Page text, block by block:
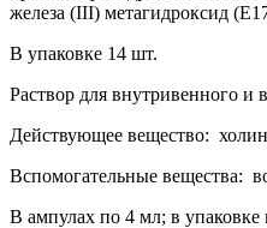
железа (III) метагидроксид
В упаковке 14 шт.
Раствор для внутривенного
Действующее вещество:
Вспомогательные вещества:
В ампулах по 4 мл; в